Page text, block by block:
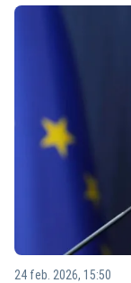
24 feb. 2026, 15:50